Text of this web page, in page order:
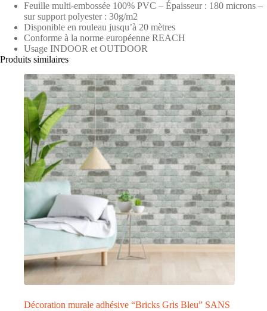
Feuille multi-embossée 100% PVC – Épaisseur : 180 microns –
sur support polyester : 30g/m2
Disponible en rouleau jusqu’à 20 mètres
Conforme à la norme européenne REACH
Usage INDOOR et OUTDOOR
Produits similaires
Décoration murale adhésive “Bricks Gris Bleu” SANS